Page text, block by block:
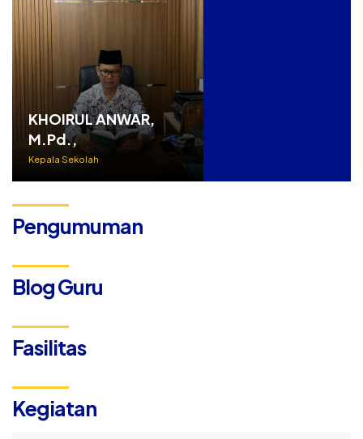
KHOIRUL ANWAR,
M.Pd.,
Kepala Sekolah
Pengumuman
Blog Guru
Fasilitas
Kegiatan